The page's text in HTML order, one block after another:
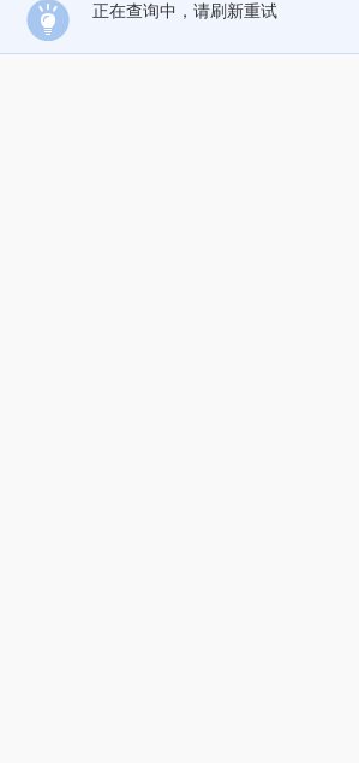
正在查询中，请刷新重试